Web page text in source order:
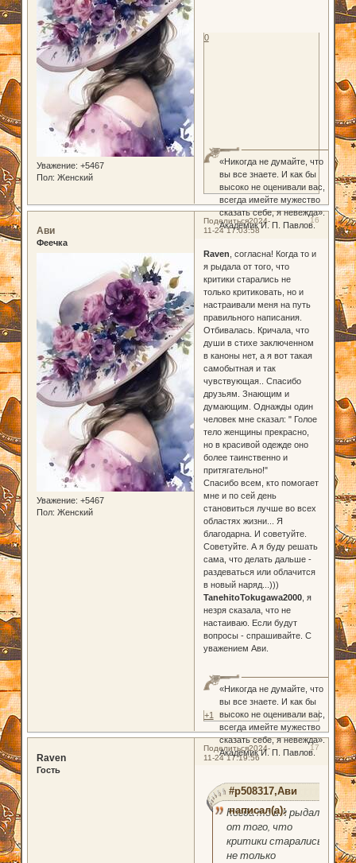
Уважение: +5467
Пол: Женский
«Никогда не думайте, что
вы все знаете. И как бы
высоко не оценивали вас,
всегда имейте мужество
сказать себе, я невежда».
Академик И. П. Павлов.
0
Поделиться 16
2024-
11-24 17:03:58
Ави
Феечка
Уважение: +5467
Пол: Женский
Raven , согласна! Когда то и
я рыдала от того, что
критики старались не
только критиковать, но и
настраивали меня на путь
правильного написания.
Отбивалась. Кричала, что
души в стихе заключенном
в каноны нет, а я вот такая
самобытная и так
чувствующая.. Спасибо
друзьям. Знающим и
думающим. Однажды один
человек мне сказал: " Голое
тело женщины прекрасно,
но в красивой одежде оно
более таинственно и
притягательно!"
Спасибо всем, кто помогает
мне и по сей день
становиться лучше во всех
областях жизни... Я
благодарна. И советуйте.
Советуйте. А я буду решать
сама, что делать дальше -
раздеваться или облачится
в новый наряд...)))
TanehitoTokugawa2000, я
незря сказала, что не
настаиваю. Если будут
вопросы - спрашивайте. С
уважением Ави.
«Никогда не думайте, что
вы все знаете. И как бы
высоко не оценивали вас,
всегда имейте мужество
сказать себе, я невежда».
Академик И. П. Павлов.
+1
Поделиться 17
2024-
11-24 17:19:56
Raven
Гость
#p508317,Ави
написал(а):
Когда то и я рыдала
от того, что
критики старались
не только